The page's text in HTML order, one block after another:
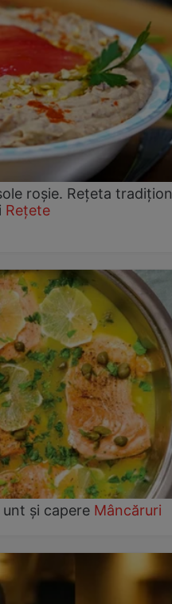
roșie. Rețeta
Rețete
și capere Mâncăruri